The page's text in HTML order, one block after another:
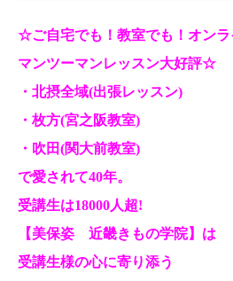
☆ご自宅でも！教室でも！オンラ
マンツーマンレッスン大好評☆
・北摂全域(出張レッスン)
・枚方(宮之阪教室)
・吹田(関大前教室)
で愛されて40年。
受講生は18000人超!
【美保姿 近畿きもの学院】は
受講生様の心に寄り添う